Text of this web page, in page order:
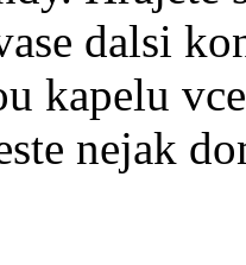
dalsi
kapelu
nejak